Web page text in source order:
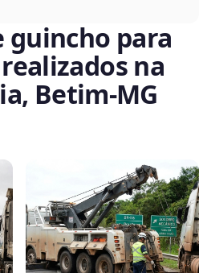
guincho para
na
Betim‑MG